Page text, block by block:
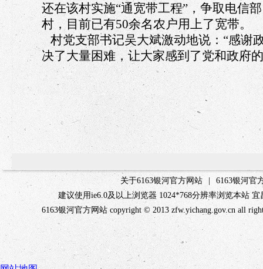
还在该村实施“通宽带工程”，争取电信
村，目前已有50余名农户用上了宽带。
村党支部书记吴大斌激动地说：“感谢
决了大量困难，让大家感到了党和政府
关于6163银河官方网站
6163银河官
建议使用ie6.0及以上浏览器 1024*768分辨率浏览本站
6163银河官方网站 copyright © 2013 zfw.yichang.gov.cn all